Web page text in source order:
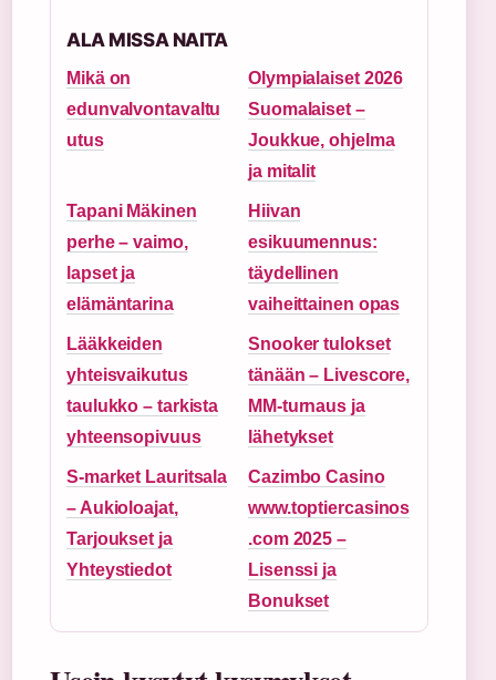
ALA MISSA NAITA
Mikä on
edunvalvontavaltu
utus
Olympialaiset 2026
Suomalaiset –
Joukkue, ohjelma
ja mitalit
Tapani Mäkinen
perhe – vaimo,
lapset ja
elämäntarina
Hiivan
esikuumennus:
täydellinen
vaiheittainen opas
Lääkkeiden
yhteisvaikutus
taulukko – tarkista
yhteensopivuus
Snooker tulokset
tänään – Livescore,
MM-turnaus ja
lähetykset
S-market Lauritsala
– Aukioloajat,
Tarjoukset ja
Yhteystiedot
Cazimbo Casino
www.toptiercasinos
.com 2025 –
Lisenssi ja
Bonukset